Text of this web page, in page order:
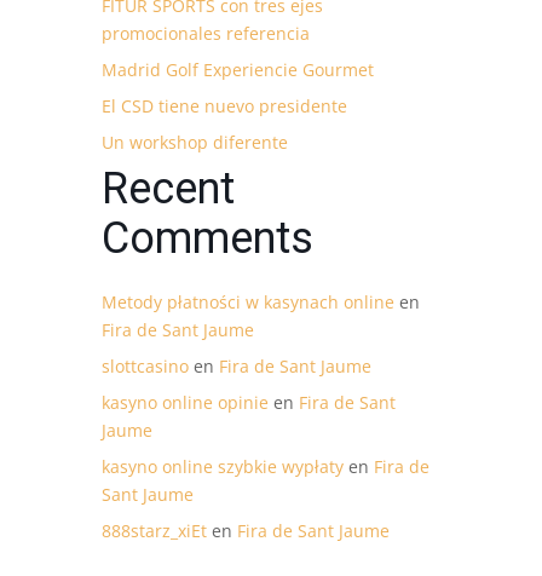
FITUR SPORTS con tres ejes
promocionales referencia
Madrid Golf Experiencie Gourmet
El CSD tiene nuevo presidente
Un workshop diferente
Recent
Comments
Metody płatności w kasynach online en
Fira de Sant Jaume
slottcasino en Fira de Sant Jaume
kasyno online opinie en Fira de Sant
Jaume
kasyno online szybkie wypłaty en Fira de
Sant Jaume
888starz_xiEt en Fira de Sant Jaume